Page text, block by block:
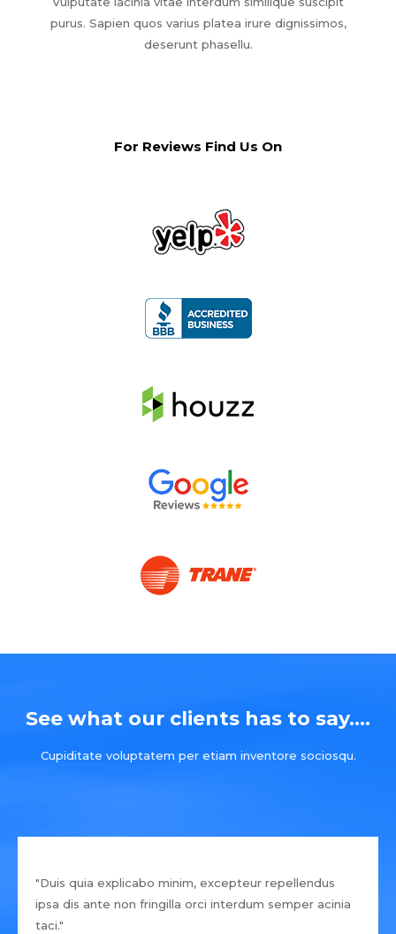
purus. Sapien quos varius platea irure dignissimos,
deserunt phasellu.
For Reviews Find Us On
See what our clients has to say....
Cupiditate voluptatem per etiam inventore sociosqu.
"Duis quia explicabo minim, excepteur repellendus
ipsa dis ante non fringilla orci interdum semper acinia
taci."